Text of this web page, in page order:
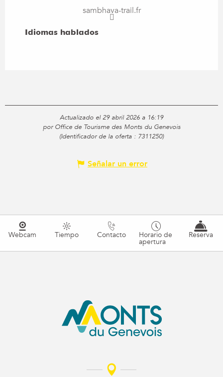
sambhava-trail.fr
Idiomas hablados
Idiomas hablados
Actualizado el 29 abril 2026 a 16:19
por Office de Tourisme des Monts du Genevois
(Identificador de la oferta : 7311250)
Señalar un error
Webcam Tiempo Contacto Horario de
apertura
Reserva